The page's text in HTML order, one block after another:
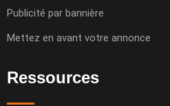
Publicité par bannière
Mettez en avant votre annonce
Ressources